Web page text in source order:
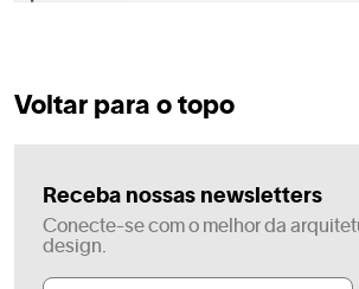
Voltar para o topo
Receba nossas newsletters
Conecte-se com o melhor da
design.